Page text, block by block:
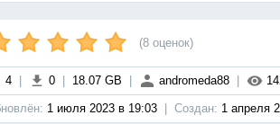
(8 оценок)
4 0 18.07 GB andromeda88
1 июля 2023 в 19:03 Cоздан: 1 апреля